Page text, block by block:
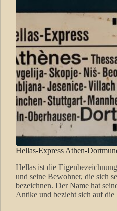
Hellas-Express Athen-
Hellas ist die
und seine Bewohner, die sich
bezeichnen. Der Name hat
Antike und bezieht sich auf